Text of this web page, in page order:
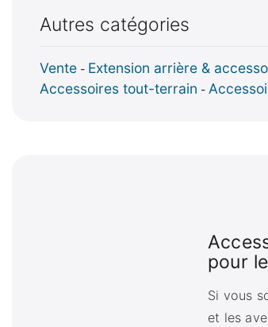
Autres catégories
Vente - Extension arrière &
Accessoires tout-terrain -
pour
Si vous
et les